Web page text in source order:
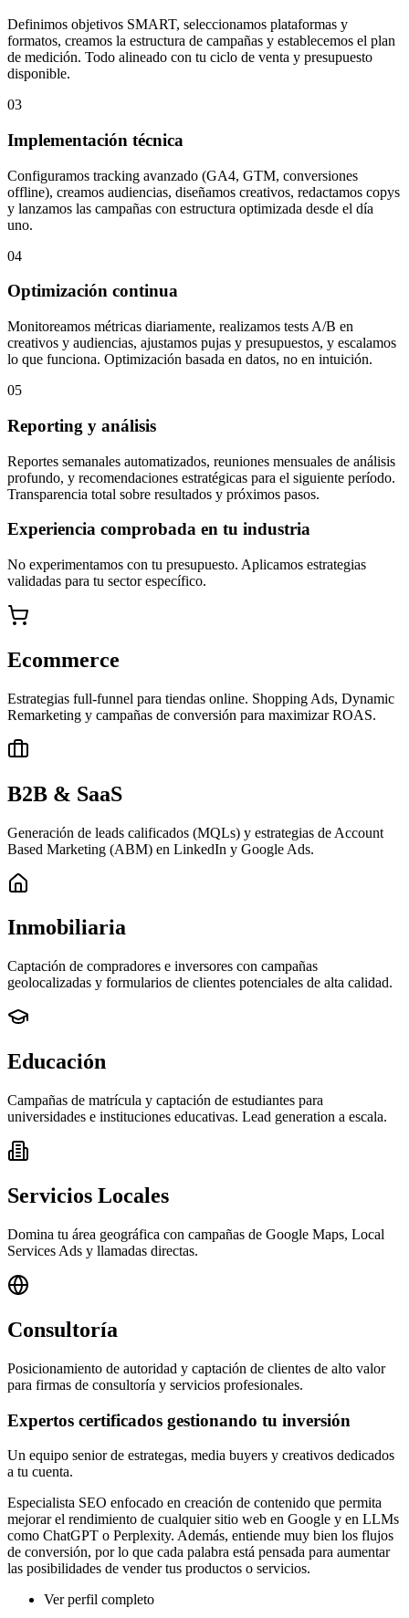
Definimos objetivos SMART, seleccionamos plataformas y
formatos, creamos la estructura de campañas y establecemos el plan
de medición. Todo alineado con tu ciclo de venta y presupuesto
disponible.
03
Implementación técnica
Configuramos tracking avanzado (GA4, GTM, conversiones
offline), creamos audiencias, diseñamos creativos, redactamos copys
y lanzamos las campañas con estructura optimizada desde el día
uno.
04
Optimización continua
Monitoreamos métricas diariamente, realizamos tests A/B en
creativos y audiencias, ajustamos pujas y presupuestos, y escalamos
lo que funciona. Optimización basada en datos, no en intuición.
05
Reporting y análisis
Reportes semanales automatizados, reuniones mensuales de análisis
profundo, y recomendaciones estratégicas para el siguiente período.
Transparencia total sobre resultados y próximos pasos.
Experiencia comprobada en tu industria
No experimentamos con tu presupuesto. Aplicamos estrategias
validadas para tu sector específico.
Ecommerce
Estrategias full-funnel para tiendas online. Shopping Ads, Dynamic
Remarketing y campañas de conversión para maximizar ROAS.
B2B & SaaS
Generación de leads calificados (MQLs) y estrategias de Account
Based Marketing (ABM) en LinkedIn y Google Ads.
Inmobiliaria
Captación de compradores e inversores con campañas
geolocalizadas y formularios de clientes potenciales de alta calidad.
Educación
Campañas de matrícula y captación de estudiantes para
universidades e instituciones educativas. Lead generation a escala.
Servicios Locales
Domina tu área geográfica con campañas de Google Maps, Local
Services Ads y llamadas directas.
Consultoría
Posicionamiento de autoridad y captación de clientes de alto valor
para firmas de consultoría y servicios profesionales.
Expertos certificados gestionando tu inversión
Un equipo senior de estrategas, media buyers y creativos dedicados
a tu cuenta.
Especialista SEO enfocado en creación de contenido que permita
mejorar el rendimiento de cualquier sitio web en Google y en LLMs
como ChatGPT o Perplexity. Además, entiende muy bien los flujos
de conversión, por lo que cada palabra está pensada para aumentar
las posibilidades de vender tus productos o servicios.
Ver perfil completo